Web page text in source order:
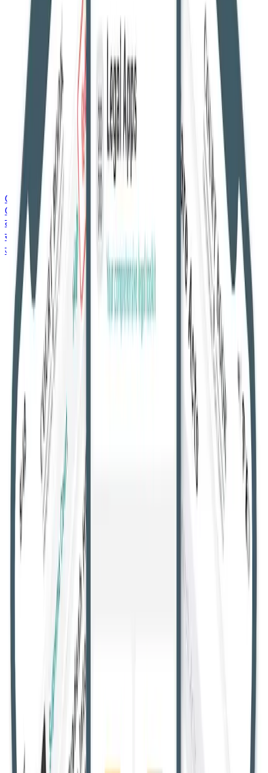
Courtbook English
Courtbook English
ताज़ा ख़बरें
सर्वोच्च न्यायालय
उच्च न्यायालय
सभी उच्च न्यायालय गुजरात उच्च न्यायालय
मणिपुर
उच्च न्यायालय
मद्रास उच्च न्यायालय
केरल उच्च
न्यायालय
कर्नाटक उच्च न्यायालय
जम्मू और कश्मीर
व लद्दाख उच्च न्यायालय
गुवाहाटी उच्च न्यायालय
कलकत्ता उच्च न्यायालय
इलाहाबाद उच्च न्यायालय
पंजाब और हरियाणा उच्च न्यायालय
तेलंगाना उच्च न्यायालय
उपभोक्ता मामले
एआईबीई एवं नियुक्ति
हिंदी न्यूज़
राजस्थान में ओरन पहचान में देरी पर सुप्रीम
कोर्ट ने पर्यावरण मंत्रालय के सचिव को किया